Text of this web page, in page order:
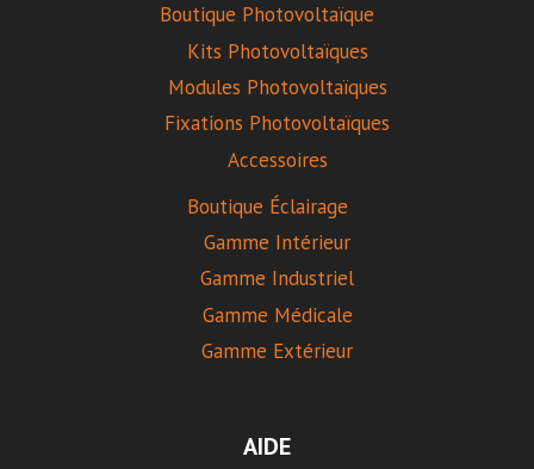
Boutique Photovoltaïque
Kits Photovoltaïques
Modules Photovoltaïques
Fixations Photovoltaïques
Accessoires
Boutique Éclairage
Gamme Intérieur
Gamme Industriel
Gamme Médicale
Gamme Extérieur
AIDE